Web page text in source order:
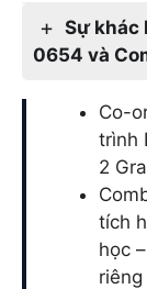
Sự khác
0654 và
Co-
trình
2
tích
học
riêng